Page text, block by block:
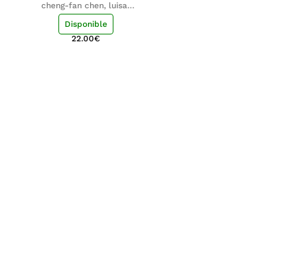
cheng-fan chen, luisa;
shu-ying chang, luisa
Disponible
22.00€